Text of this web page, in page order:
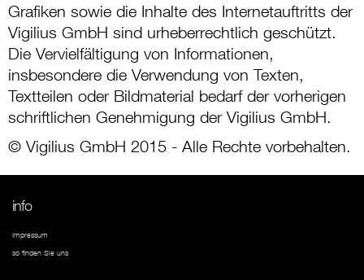
Grafiken sowie die Inhalte des Internetauftritts der
Vigilius GmbH sind urheberrechtlich geschützt.
Die Vervielfältigung von Informationen,
insbesondere die Verwendung von Texten,
Textteilen oder Bildmaterial bedarf der vorherigen
schriftlichen Genehmigung der Vigilius GmbH.
© Vigilius GmbH 2015 - Alle Rechte vorbehalten.
info
Impressum
so finden Sie uns